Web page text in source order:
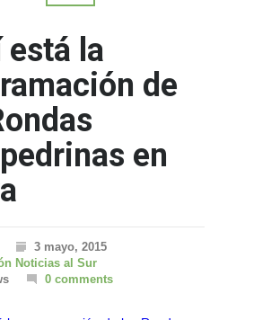
está la
de
en
3 mayo, 2015
Noticias al Sur
0 comments